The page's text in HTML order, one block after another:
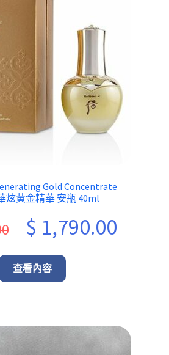
Gold Concentrate
炫黃金精華 安瓶 40ml
Original
price
was:
$ 1,790.00
查看內容